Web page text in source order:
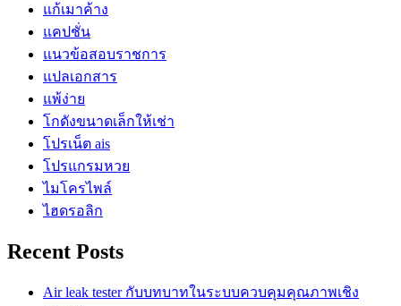
แก้เมาค้าง
แคปชั่น
แนวข้อสอบราชการ
แปลเอกสาร
แพ้ง่าย
โกดังขนาดเล็กให้เช่า
โปรเน็ต ais
โปรแกรมหวย
ไมโครไพล์
ไฮดรอลิก
Recent Posts
Air leak tester กับบทบาทในระบบควบคุมคุณภาพเชิง